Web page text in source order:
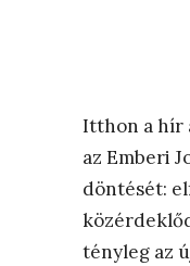
Itthon a hír
az Emberi
döntését:
tényleg az